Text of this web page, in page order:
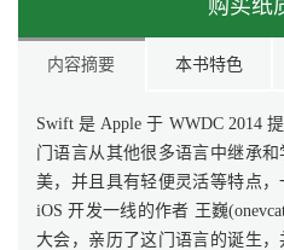
购买纸
内容摘要 本书特色
Swift 是 Apple 于 WWDC 2014
门语言从其他很多语言中继承
美，并且具有轻便灵活等特点
iOS 开发一线的作者 王巍
大会，亲历了这门语言的诞生